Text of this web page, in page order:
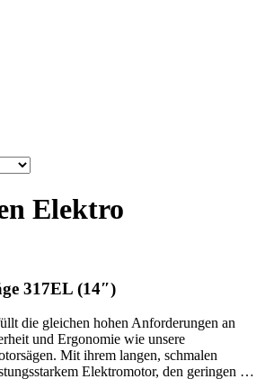
Elektro
317EL (14″)
die gleichen hohen Anforderungen an
und Ergonomie wie unsere
Mit ihrem langen, schmalen
Elektromotor, den geringen …